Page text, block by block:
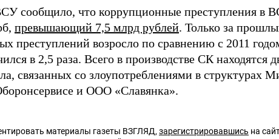
сообщило, что коррупционные преступления в
превышающий 7,5 млрд рублей. Только за
преступлений возросло по сравнению с 2011
в 2,5 раза. Всего в производстве СК находятся
связанных со злоупотреблениями в структурах
и ООО «Славянка».
материалы газеты ВЗГЛЯД, зарегистрировавшись на